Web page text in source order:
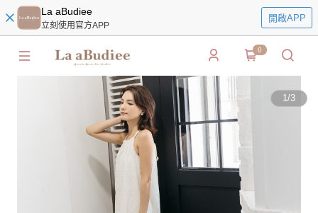
La aBudiee
立刻使用官方APP
開啟APP
0
1/3